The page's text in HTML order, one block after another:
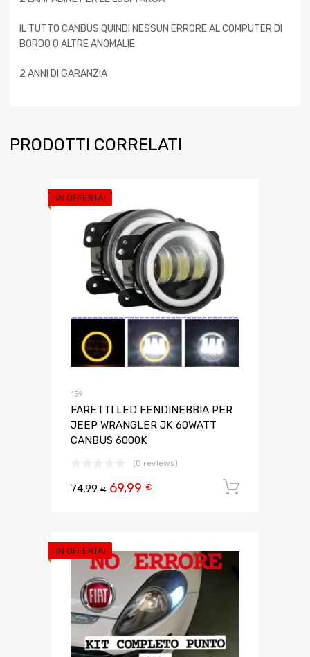
IL TUTTO CANBUS QUINDI NESSUN ERRORE AL COMPUTER DI
BORDO O ALTRE ANOMALIE
2 ANNI DI GARANZIA
PRODOTTI CORRELATI
IN OFFERTA!
159
FARETTI LED FENDINEBBIA PER
JEEP WRANGLER JK 60WATT
CANBUS 6000K
(0 reviews)
74,99€ 69,99 €
IN OFFERTA!